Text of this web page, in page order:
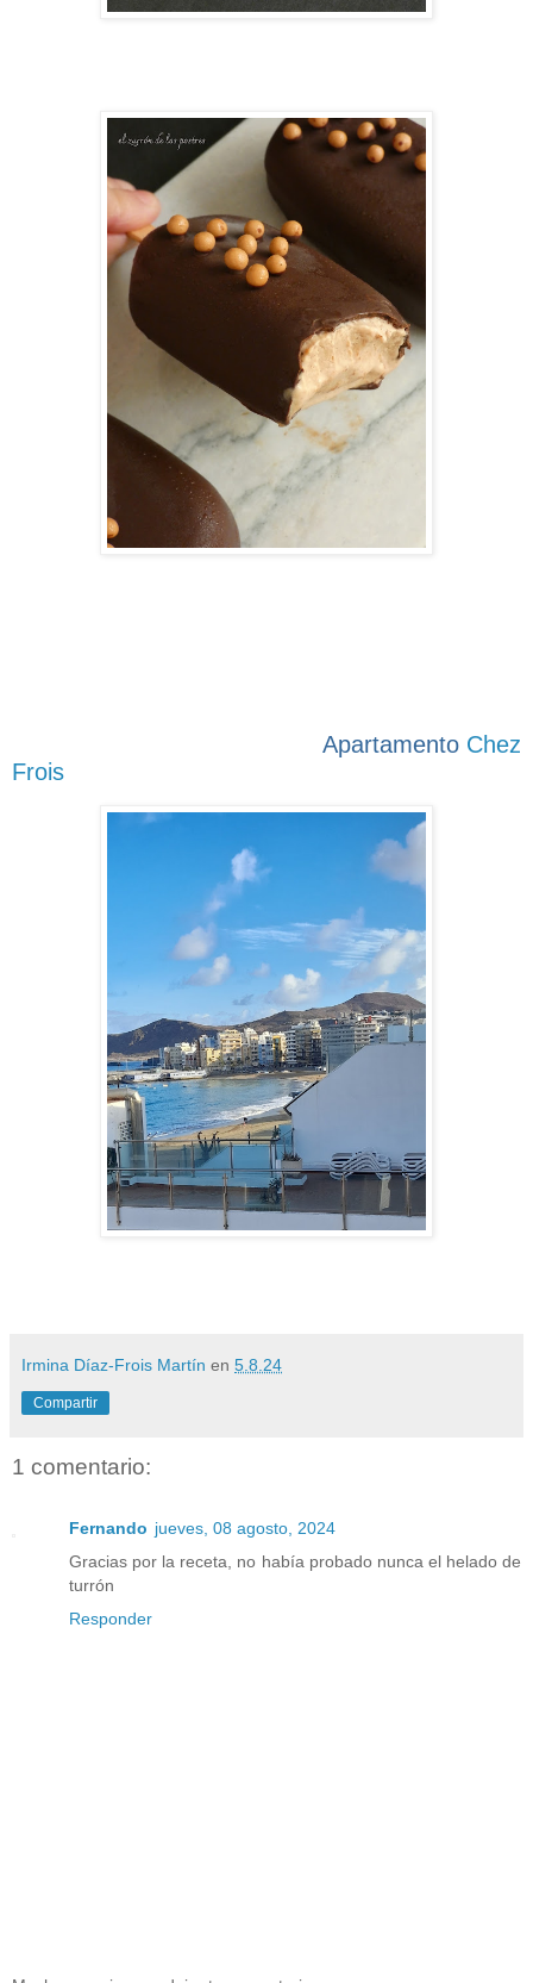
Apartamento Chez
Frois
Irmina Díaz-Frois Martín en 5.8.24
Compartir
1 comentario:
Fernando jueves, 08 agosto, 2024
Gracias por la receta, no había probado nunca el helado de
turrón
Responder